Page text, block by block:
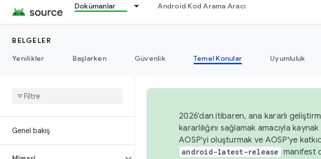
Dokümanlar Android Kod Arama Aracı
BELGELER
Yenilikler
Başlarken Güvenlik Temel Konular Uyumluluk
Genel bakış
2026'dan itibaren, ana kararlı
kararlılığını sağlamak amacıyla
AOSP'yi oluşturmak ve AOSP'ye
android-latest-release manifest